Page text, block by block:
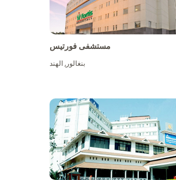
مستشفى فورتيس
بنغالور,الهند